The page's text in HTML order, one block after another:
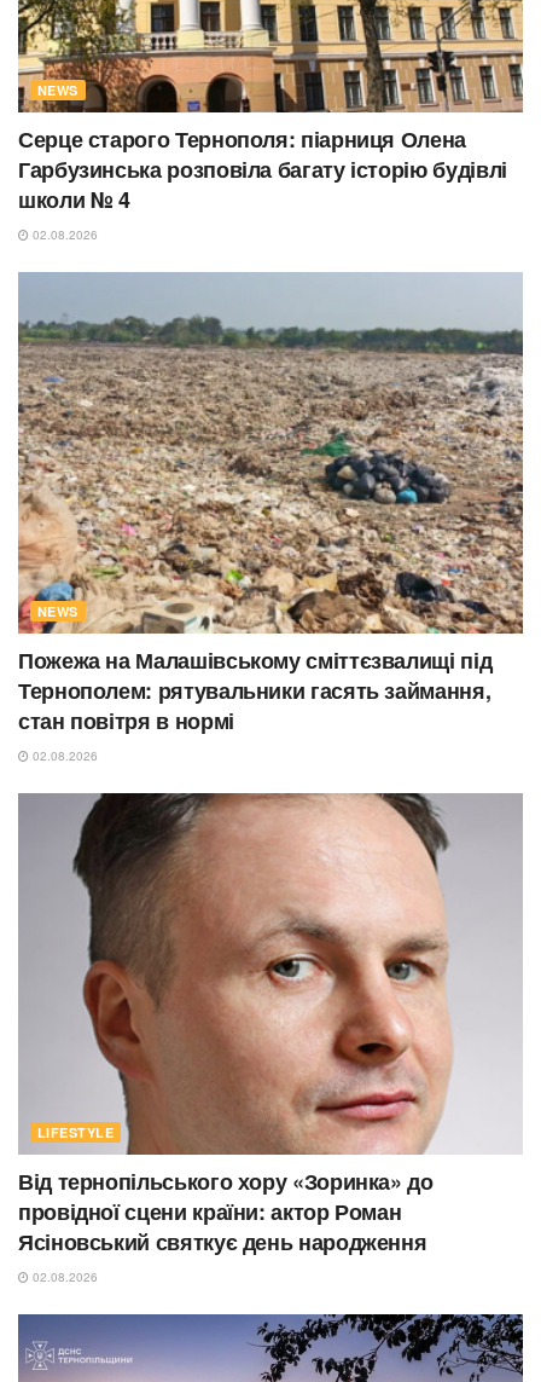
NEWS
Серце старого Тернополя: піарниця Олена
Гарбузинська розповіла багату історію будівлі
школи № 4
02.08.2026
NEWS
Пожежа на Малашівському сміттєзвалищі під
Тернополем: рятувальники гасять займання,
стан повітря в нормі
02.08.2026
LIFESTYLE
Від тернопільського хору «Зоринка» до
провідної сцени країни: актор Роман
Ясіновський святкує день народження
02.08.2026